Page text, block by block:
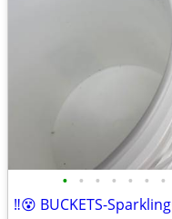
• • • • • • •